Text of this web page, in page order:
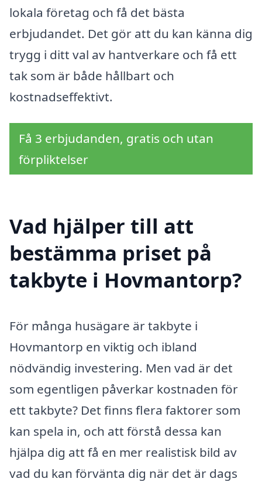
lokala företag och få det bästa
erbjudandet. Det gör att du kan känna dig
trygg i ditt val av hantverkare och få ett
tak som är både hållbart och
kostnadseffektivt.
Få 3 erbjudanden, gratis och utan
förpliktelser
Vad hjälper till att
bestämma priset på
takbyte i Hovmantorp?
För många husägare är takbyte i
Hovmantorp en viktig och ibland
nödvändig investering. Men vad är det
som egentligen påverkar kostnaden för
ett takbyte? Det finns flera faktorer som
kan spela in, och att förstå dessa kan
hjälpa dig att få en mer realistisk bild av
vad du kan förvänta dig när det är dags